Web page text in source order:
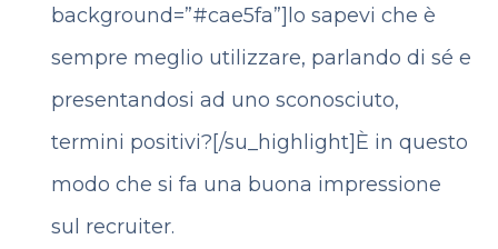
background=”#cae5fa”]lo sapevi che è
sempre meglio utilizzare, parlando di sé e
presentandosi ad uno sconosciuto,
termini positivi?[/su_highlight]È in questo
modo che si fa una buona impressione
sul recruiter.